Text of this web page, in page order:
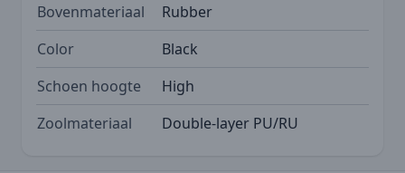
Bovenmateriaal
Rubber
Color
Black
Schoen hoogte
High
Zoolmateriaal
Double-layer PU/RU